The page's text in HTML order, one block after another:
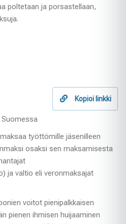
poltetaan ja porsastellaan,
Kopioi linkki
työttömille jäsenilleen
osaksi sen maksamisesta
ja valtio eli veronmaksajat
voitot pienipalkkaisen
pienen ihmisen huijaaminen